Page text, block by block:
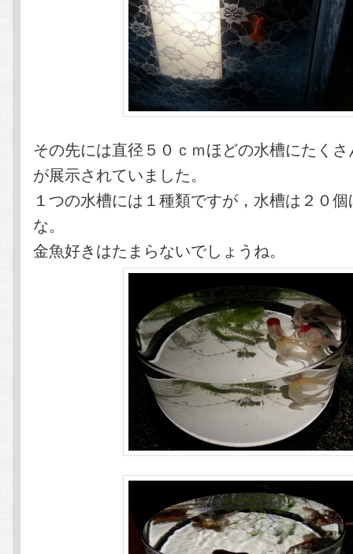
その先には直径５０ｃｍほどの水槽にたく
が展示されていました。
１つの水槽には１種類ですが，水槽は２０
な。
金魚好きはたまらないでしょうね。